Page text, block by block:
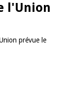
l'Union
prévue le